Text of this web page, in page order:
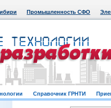
Промышленность СФО
Справочник ГРНТИ